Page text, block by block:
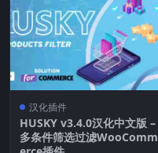
汉化插件
HUSKY v3.4.0汉化中文版 –
多条件筛选过滤WooComm